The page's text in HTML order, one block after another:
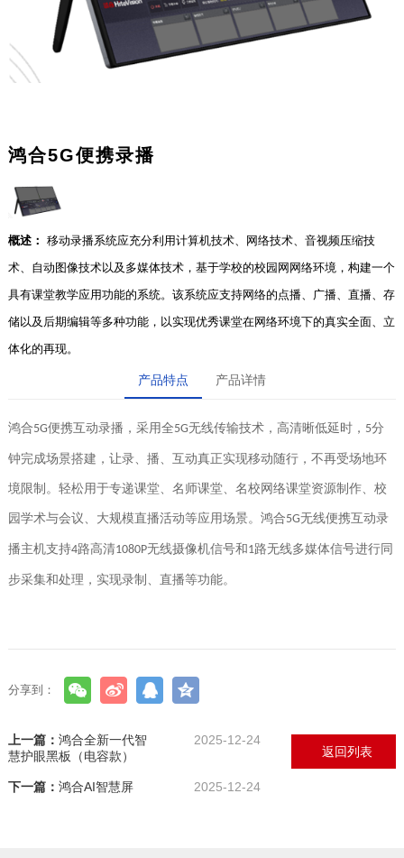
鸿合5G便携录播
概述： 移动录播系统应充分利用计算机技术、网络技术、音视频压缩技
术、自动图像技术以及多媒体技术，基于学校的校园网网络环境，构建一个
具有课堂教学应用功能的系统。该系统应支持网络的点播、广播、直播、存
储以及后期编辑等多种功能，以实现优秀课堂在网络环境下的真实全面、立
体化的再现。
产品特点 产品详情
鸿合5G便携互动录播，采用全5G无线传输技术，高清晰低延时， 5分
钟完成场景搭建，让录、播、互动真正实现移动随行，不再受场地环
境限制。轻松用于专递课堂、名师课堂、名校网络课堂资源制作、校
园学术与会议、大规模直播活动等应用场景。鸿合5G无线便携互动录
播主机支持4路高清1080P无线摄像机信号和 1路无线多媒体信号进行同
步采集和处理，实现录制、直播等功能。
分享到：
上一篇： 鸿合全新一代智
慧护眼黑板（电容款）
2025-12-24
下一篇： 鸿合AI智慧屏 2025-12-24
返回列表